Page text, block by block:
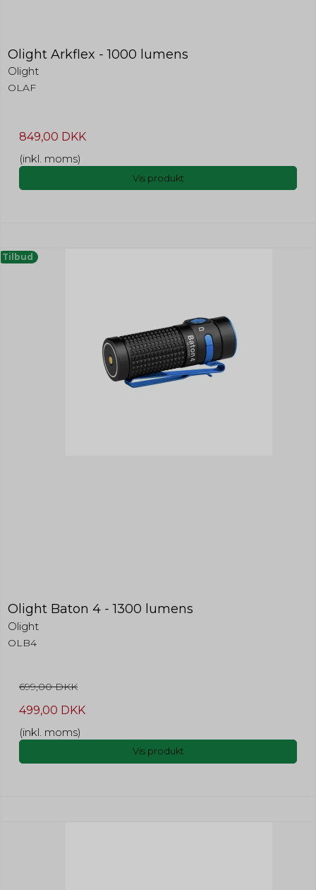
Olight Arkflex - 1000 lumens
Olight
OLAF
849,00 DKK
(inkl. moms)
Vis produkt
Tilbud
Olight Baton 4 - 1300 lumens
Olight
OLB4
699,00 DKK
499,00 DKK
(inkl. moms)
Vis produkt